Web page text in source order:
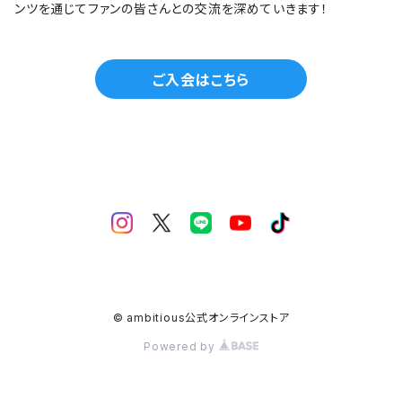
ンツを通じてファンの皆さんとの交流を深めていきます！
ご入会はこちら
© ambitious公式オンラインストア
Powered by